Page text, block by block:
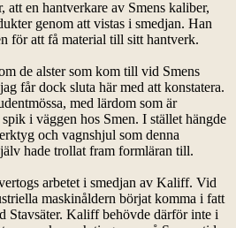
att en hantverkare av Smens kaliber,
genom att vistas i smedjan. Han
för att få material till sitt hantverk.
de alster som kom till vid Smens
får dock sluta här med att konstatera.
med lärdom som är
i väggen hos Smen. I stället hängde
och vagnshjul som denna
hade trollat fram formläran till.
arbetet i smedjan av Kaliff. Vid
maskinåldern börjat komma i fatt
Stavsäter. Kaliff behövde därför inte i